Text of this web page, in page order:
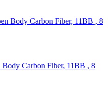
Carbon Fiber, 11BB , 8